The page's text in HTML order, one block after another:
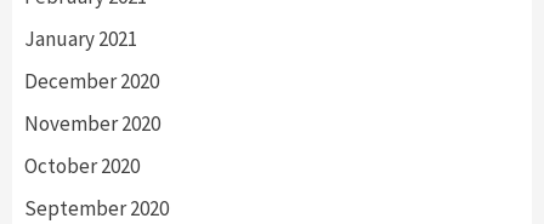
January 2021
December 2020
November 2020
October 2020
September 2020